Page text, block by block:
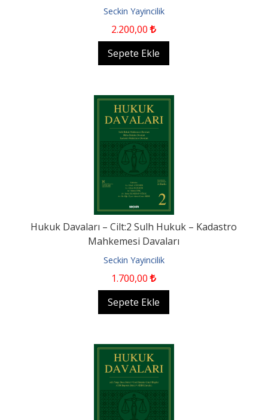
Seckin Yayincilik
2.200,00
Sepete Ekle
Hukuk Davaları – Cilt:2 Sulh Hukuk – Kadastro
Mahkemesi Davaları
Seckin Yayincilik
1.700,00
Sepete Ekle